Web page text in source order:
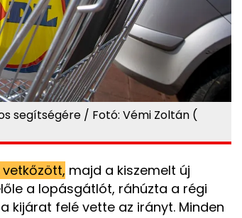
segítségére / Fotó: Vémi Zoltán (
majd a kiszemelt új
a lopásgátlót, ráhúzta a régi
kijárat felé vette az irányt. Minden